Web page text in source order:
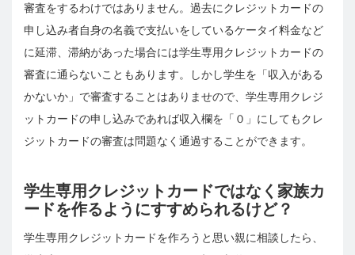
審査をするわけではありません。過去にクレジットカードの
申し込み者自身の名義で支払いをしているケータイ料金など
に延滞、滞納があった場合には学生専用クレジットカードの
審査に通らないこともあります。しかし学生を「収入がある
かないか」で審査することはありませので、学生専用クレジ
ットカードの申し込みであれば収入欄を「０」にしてもクレ
ジットカードの審査は問題なく通過することができます。
学生専用クレジットカードではなく家族カ
ードを作るようにすすめられるけど？
学生専用クレジットカードを作ろうと思い親に相談したら、